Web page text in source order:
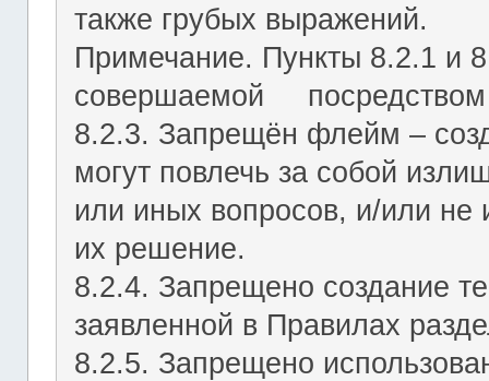
также грубых выражений.
Примечание. Пункты 8.2.1 и
совершаемой
8.2.3. Запрещён флейм –
могут повлечь за собой
или иных вопросов, и/или
их решение.
8.2.4. Запрещено создание
заявленной в Правилах
8.2.5. Запрещено